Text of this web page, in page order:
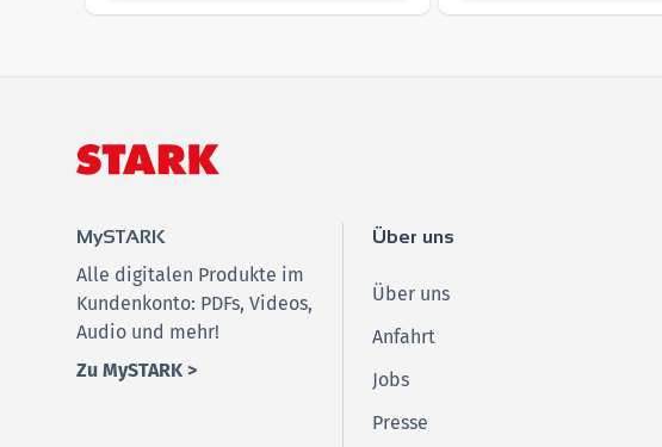
MySTARK
Alle digitalen Produkte im
Kundenkonto: PDFs, Videos,
Audio und mehr!
Zu MySTARK >
Über uns
Über uns
Anfahrt
Jobs
Presse